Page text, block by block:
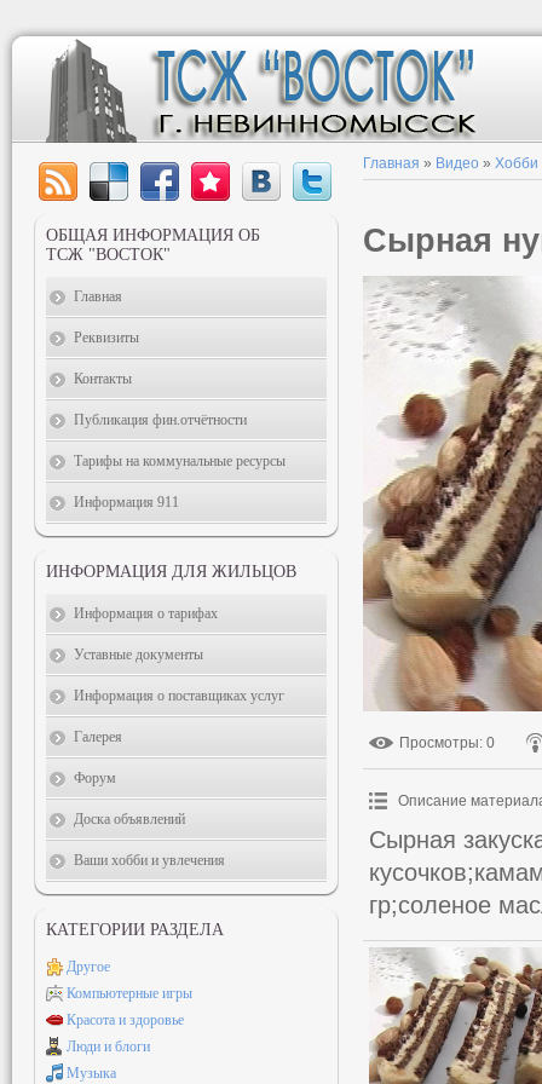
Главная » Видео » Хобби
Сырная
Просмотры: 0
Описание
Сырная
гр;соленое
ОБЩАЯ ИНФОРМАЦИЯ ОБ
ТСЖ "ВОСТОК"
Главная
Реквизиты
Контакты
Публикация фин.отчётности
Тарифы на коммунальные ресурсы
Информация 911
ИНФОРМАЦИЯ ДЛЯ ЖИЛЬЦОВ
Информация о тарифах
Уставные документы
Информация о поставщиках услуг
Галерея
Форум
Доска объявлений
Ваши хобби и увлечения
КАТЕГОРИИ РАЗДЕЛА
Другое
Компьютерные игры
Красота и здоровье
Люди и блоги
Музыка